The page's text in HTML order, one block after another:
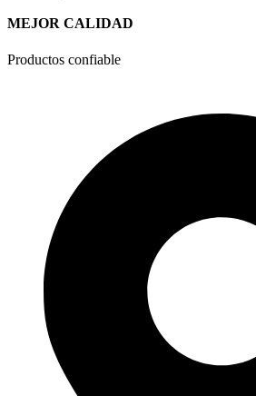
MEJOR CALIDAD
Productos confiable